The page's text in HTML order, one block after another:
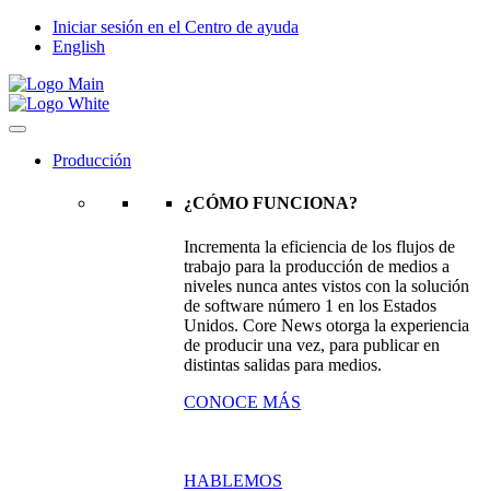
Iniciar sesión en el Centro de ayuda
English
Producción
¿CÓMO FUNCIONA?
Incrementa la eficiencia de los flujos de
trabajo para la producción de medios a
niveles nunca antes vistos con la solución
de software número 1 en los Estados
Unidos. Core News otorga la experiencia
de producir una vez, para publicar en
distintas salidas para medios.
CONOCE MÁS
HABLEMOS